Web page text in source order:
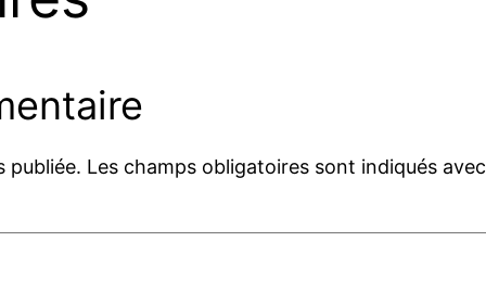
publiée. Les champs obligatoires sont indiqués avec